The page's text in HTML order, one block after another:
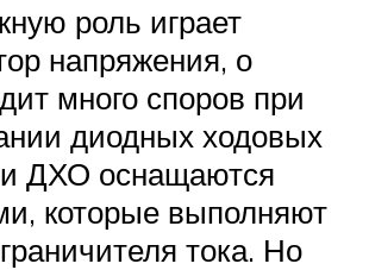
роль играет
напряжения, о
много споров при
диодных ходовых
ДХО оснащаются
которые выполняют
тока. Но